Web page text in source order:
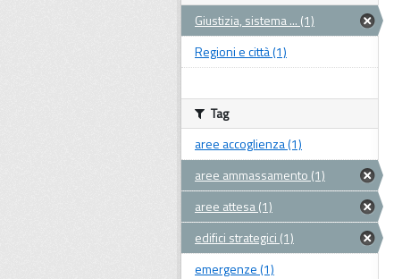
Giustizia, sistema ... (1)
Regioni e città (1)
Tag
aree accoglienza (1)
aree ammassamento (1)
aree attesa (1)
edifici strategici (1)
emergenze (1)